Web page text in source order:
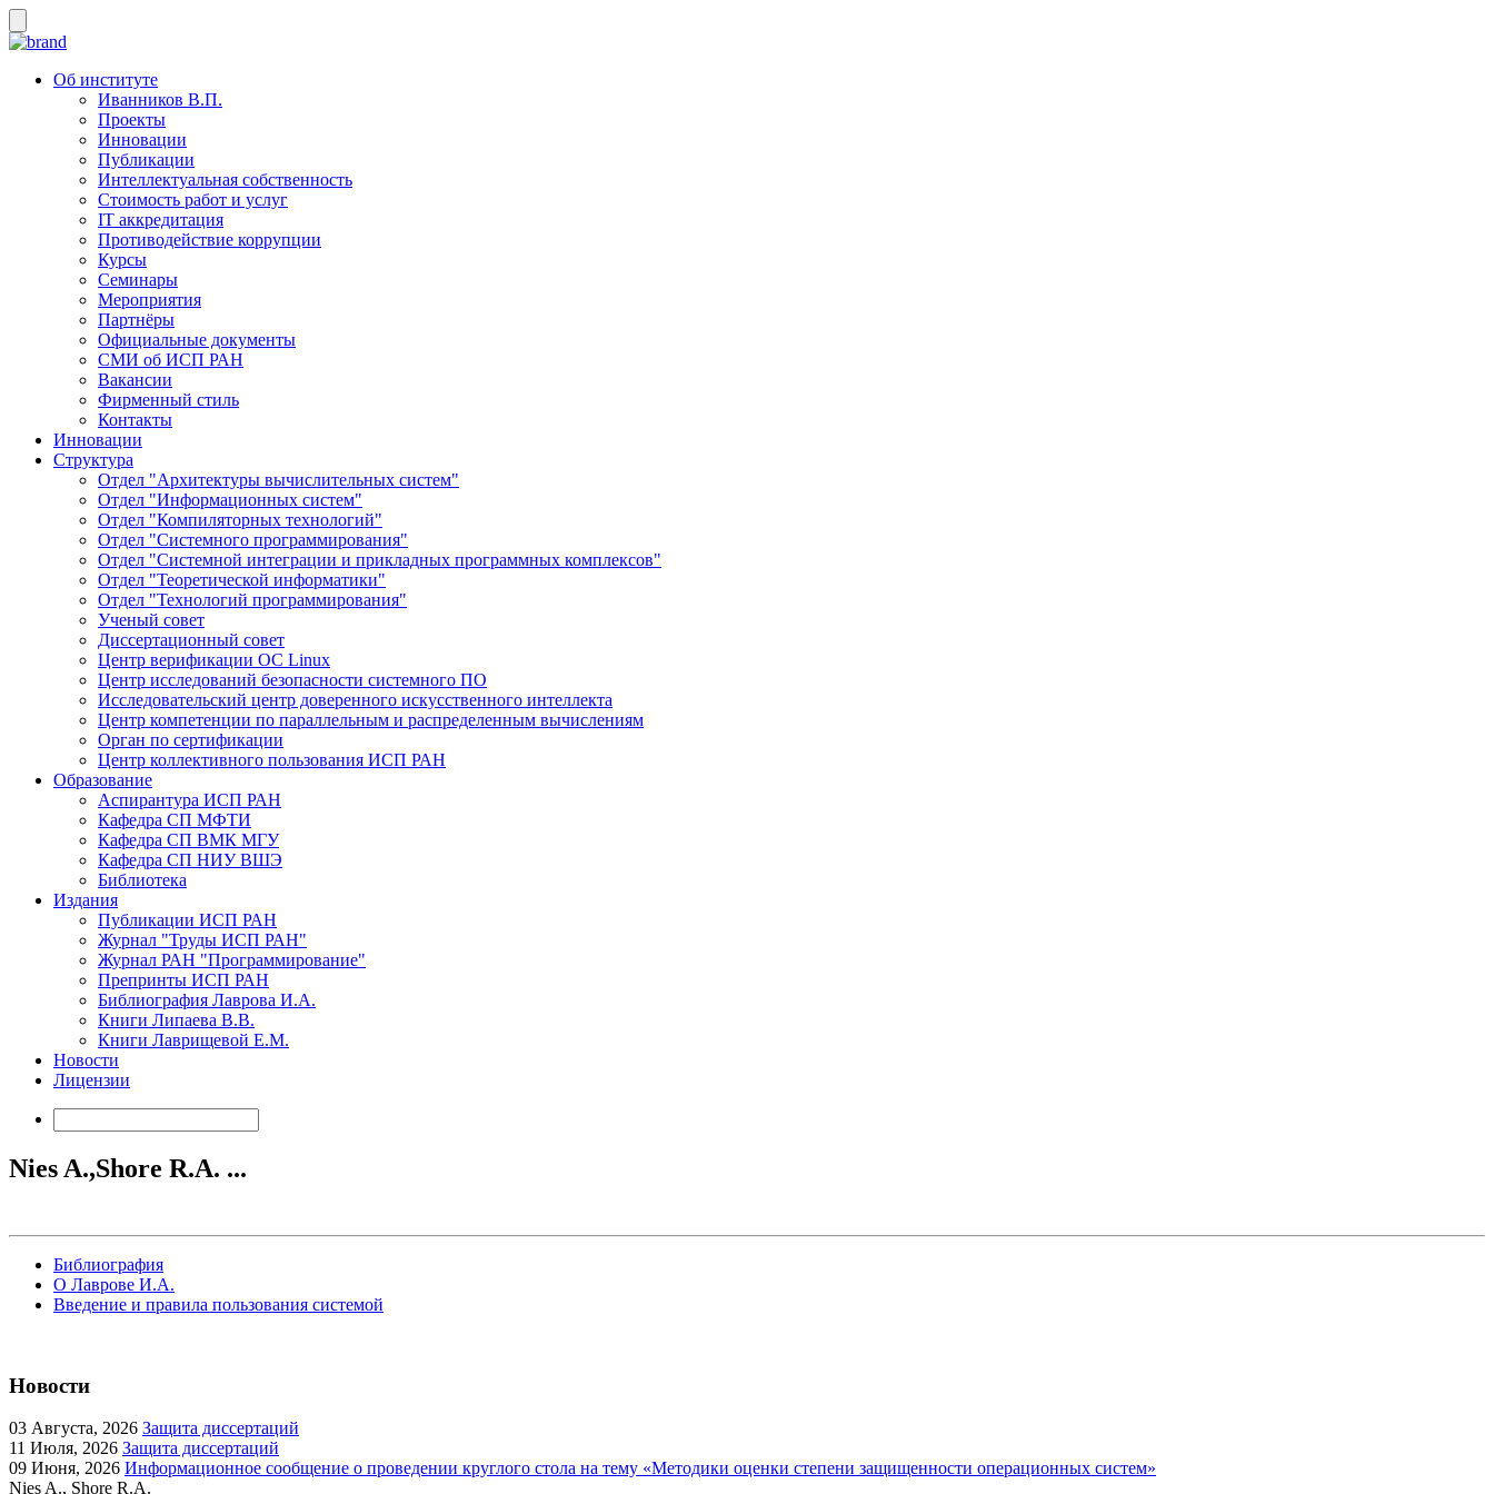
Об институте
Иванников В.П.
Проекты
Инновации
Публикации
Интеллектуальная собственность
Стоимость работ и услуг
IT аккредитация
Противодействие коррупции
Курсы
Семинары
Мероприятия
Партнёры
Официальные документы
СМИ об ИСП РАН
Вакансии
Фирменный стиль
Контакты
Инновации
Структура
Отдел "Архитектуры вычислительных систем"
Отдел "Информационных систем"
Отдел "Компиляторных технологий"
Отдел "Системного программирования"
Отдел "Системной интеграции и прикладных программных комплексов"
Отдел "Теоретической информатики"
Отдел "Технологий программирования"
Ученый совет
Диссертационный совет
Центр верификации ОС Linux
Центр исследований безопасности системного ПО
Исследовательский центр доверенного искусственного интеллекта
Центр компетенции по параллельным и распределенным вычислениям
Орган по сертификации
Центр коллективного пользования ИСП РАН
Образование
Аспирантура ИСП РАН
Кафедра СП МФТИ
Кафедра СП ВМК МГУ
Кафедра СП НИУ ВШЭ
Библиотека
Издания
Публикации ИСП РАН
Журнал "Труды ИСП РАН"
Журнал РАН "Программирование"
Препринты ИСП РАН
Библиография Лаврова И.А.
Книги Липаева В.В.
Книги Лаврищевой Е.М.
Новости
Лицензии
Nies A.,Shore R.A. ...
Библиография
О Лаврове И.А.
Введение и правила пользования системой
Новости
03 Августа, 2026 Защита диссертаций
11 Июля, 2026 Защита диссертаций
09 Июня, 2026 Информационное сообщение о проведении круглого стола на тему «Методики оценки степени защищенности операционных систем»
Nies A., Shore R.A.